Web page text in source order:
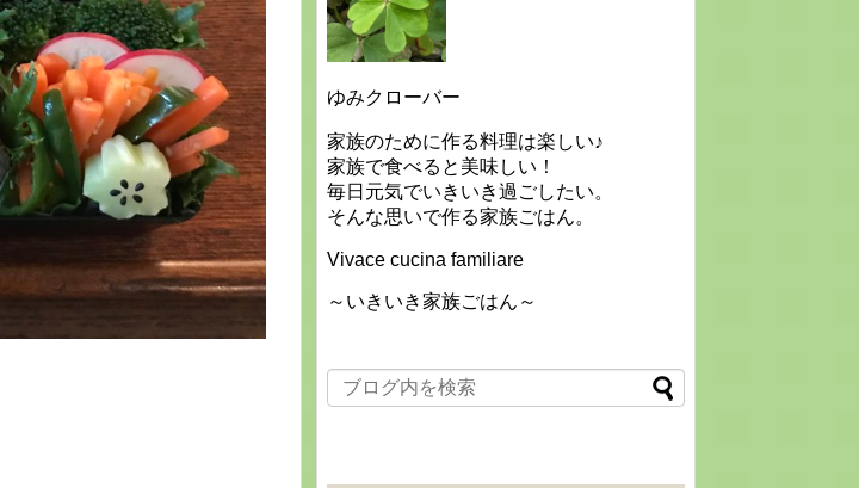
ゆみクローバー
家族のために作る料理は楽しい♪
家族で食べると美味しい！
毎日元気でいきいき過ごしたい。
そんな思いで作る家族ごはん。
Vivace cucina familiare
～いきいき家族ごはん～